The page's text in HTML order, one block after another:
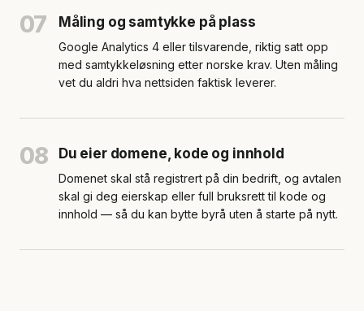
07 Måling og samtykke på plass
Google Analytics 4 eller tilsvarende, riktig satt opp
med samtykkeløsning etter norske krav. Uten måling
vet du aldri hva nettsiden faktisk leverer.
08 Du eier domene, kode og innhold
Domenet skal stå registrert på din bedrift, og avtalen
skal gi deg eierskap eller full bruksrett til kode og
innhold — så du kan bytte byrå uten å starte på nytt.